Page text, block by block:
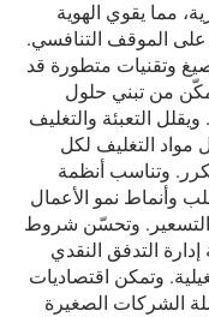
مما يقوي الهوية
على الموقف التنافسي.
وتقنيات متطورة قد
من تبني حلول
التعبئة والتغليف
مواد التغليف لكل
وتناسب أنظمة
وأنماط نمو الأعمال
التسعير. وتحسّن شروط
التدفق النقدي
وتمكن اقتصاديات
الشركات الصغيرة